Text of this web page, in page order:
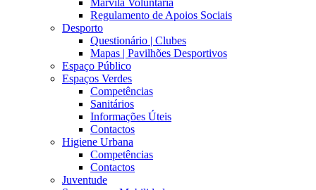
Marvila Voluntária
Regulamento de Apoios Sociais
Desporto
Questionário | Clubes
Mapas | Pavilhões Desportivos
Espaço Público
Espaços Verdes
Competências
Sanitários
Informações Úteis
Contactos
Higiene Urbana
Competências
Contactos
Juventude